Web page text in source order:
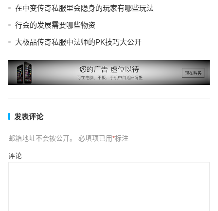
在中变传奇私服里会隐身的玩家有哪些玩法
行会的发展需要哪些物资
大极品传奇私服中法师的PK技巧大公开
发表评论
邮箱地址不会被公开。 必填项已用*标注
评论